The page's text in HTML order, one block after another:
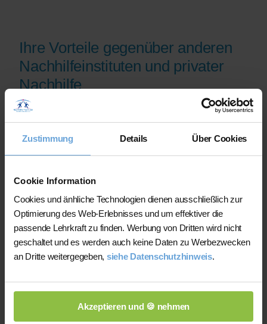
Zustimmung Details Über Cookies
Cookie Information
Cookies und änhliche Technologien dienen ausschließlich zur
Optimierung des Web-Erlebnisses und um effektiver die
passende Lehrkraft zu finden. Werbung von Dritten wird nicht
geschaltet und es werden auch keine Daten zu Werbezwecken
an Dritte weitergegeben, siehe Datenschutzhinweis.
Akzeptieren und 🍪 nehmen
Ihre Vorteile gegenüber anderen
Nachhilfeinstituten und privater
Nachhilfe
Qualifikationsnachweise vor der
Freischaltung geprüft werden.
Nachhilfe-Team.net unterstützt Sie dabei,
möglichst schnell eine zu Ihrem Bedarf
passende Lehrkraft zu finden. Bei einem
Ausfall können Sie auf Wunsch bei der
Vermittlung einer anderen Lehrkraft
unterstützt werden.
ihren Unterricht eigenständig.
Die jeweilige Lehrkraft stimmt Lernziele,